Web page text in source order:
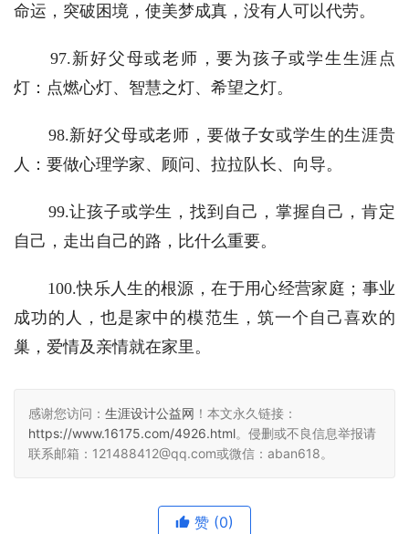
命运，突破困境，使美梦成真，没有人可以代劳。
97.新好父母或老师，要为孩子或学生生涯点
灯：点燃心灯、智慧之灯、希望之灯。
98.新好父母或老师，要做子女或学生的生涯贵
人：要做心理学家、顾问、拉拉队长、向导。
99.让孩子或学生，找到自己，掌握自己，肯定
自己，走出自己的路，比什么重要。
100.快乐人生的根源，在于用心经营家庭；事业
成功的人，也是家中的模范生，筑一个自己喜欢的
巢，爱情及亲情就在家里。
感谢您访问： 生涯设计公益网 ！本文永久链接：
https://www.16175.com/4926.html。侵删或不良信息举报请
联系邮箱：121488412@qq.com或微信：aban618。
赞 (0)